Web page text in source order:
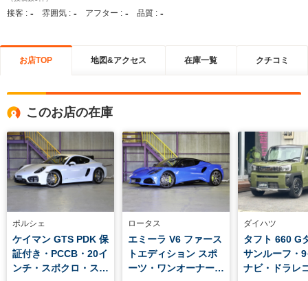
接客 : - 雰囲気 : - アフター : - 品質 : -
お店TOP 地図&アクセス 在庫一覧 クチコミ
このお店の在庫
ポルシェ
ケイマン GTS PDK 保
証付き・PCCB・20イ
ンチ・スポクロ・スポ
ロータス
エミーラ V6 ファース
トエディション スポ
ーツ・ワンオーナー・
ダイハツ
タフト 660 G
サンルーフ・
ナビ・ドラレ